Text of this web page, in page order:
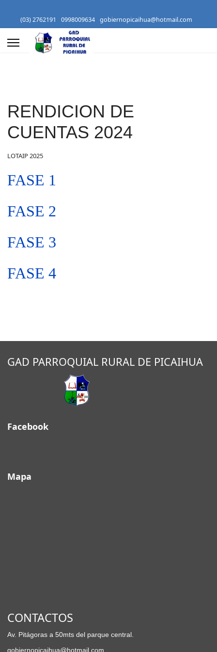
(03) 2762191 0998009634 gobiernopicaihua@hotmail.com
RENDICION DE
CUENTAS 2024
LOTAIP 2025
FASE 1
FASE 2
FASE 3
FASE 4
GAD PARROQUIAL RURAL DE PICAIHUA
Facebook
Mapa
CONTACTOS
Av. Pitágoras a 50mts del parque central.
gobiernopicaihua@hotmail.com